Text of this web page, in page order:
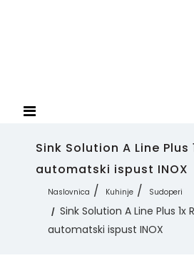
Sink Solution A Line Plus
automatski ispust INOX
Naslovnica Kuhinje Sudoperi
Sink Solution A Line Plus 1x
automatski ispust INOX